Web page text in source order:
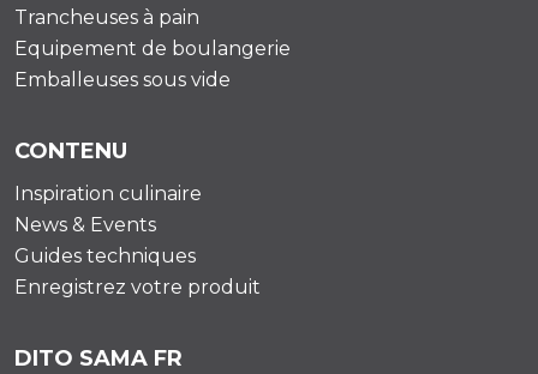
Trancheuses à pain
Equipement de boulangerie
Emballeuses sous vide
CONTENU
Inspiration culinaire
News & Events
Guides techniques
Enregistrez votre produit
DITO SAMA FR